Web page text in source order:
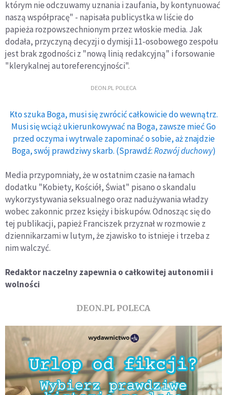
którym nie odczuwamy uznania i zaufania, by kontynuować
naszą współpracę" - napisała publicystka w liście do
papieża rozpowszechnionym przez włoskie media. Jak
dodała, przyczyną decyzji o dymisji 11-osobowego zespołu
jest brak zgodności z "nową linią redakcyjną" i forsowanie
"klerykalnej autoreferencyjności".
DEON.PL POLECA
Kto szuka Boga, musi się zwrócić całkowicie do wewnątrz.
Musi się wciąż ukierunkowywać na Boga, zawsze mieć Go
przed oczyma i wytrwale zapominać o sobie, aż znajdzie
Boga, swój prawdziwy skarb. (Sprawdź:Rozwój duchowy)
Media przypomniały, że w ostatnim czasie na łamach
dodatku "Kobiety, Kościół, Świat" pisano o skandalu
wykorzystywania seksualnego oraz nadużywania władzy
wobec zakonnic przez księży i biskupów. Odnosząc się do
tej publikacji, papież Franciszek przyznał w rozmowie z
dziennikarzami w lutym, że zjawisko to istnieje i trzeba z
nim walczyć.
Redaktor naczelny zapewnia o całkowitej autonomii i
wolności
DEON.PL POLECA